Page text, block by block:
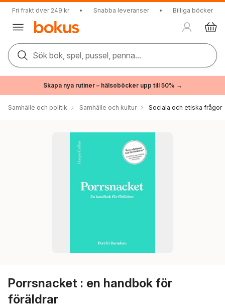
Fri frakt över 249 kr • Snabba leveranser • Billiga böcker
Sök bok, spel, pussel, penna...
Skapa nya rutiner – hälsoböcker upp till 50% →
Samhälle och politik Samhälle och kultur Sociala och etiska frågor
Porrsnacket : en handbok för
föräldrar